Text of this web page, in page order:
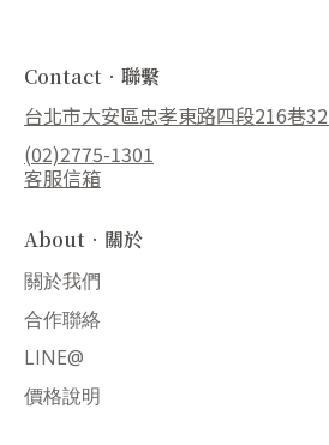
Contact．聯繫
台北市大安區忠孝東路四段216巷
(02)2775-1301
客服信箱
About．關於
關於我們
合作聯絡
LINE@
價格說明